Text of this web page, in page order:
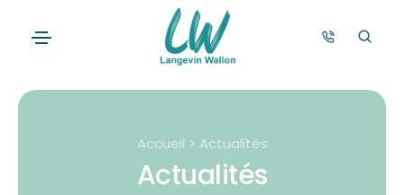
Accueil > Actualités
Actualités